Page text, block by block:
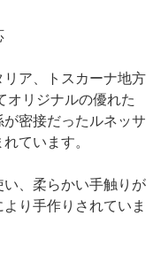
リア、トスカーナ地方
オリジナルの優れた
密接だったルネッサ
ています。
い、柔らかい手触りが
り手作りされていま